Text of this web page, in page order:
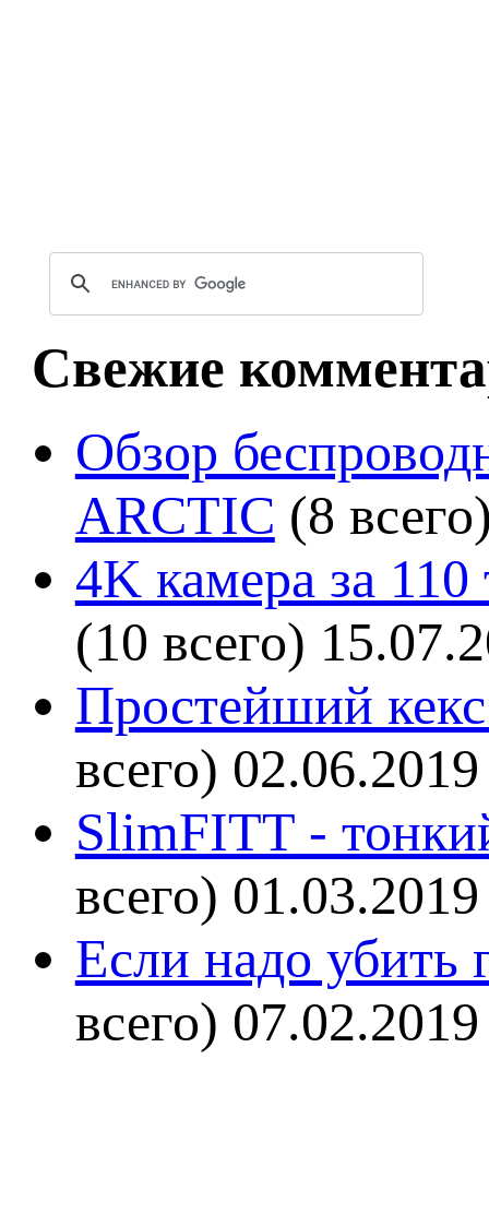
Свежие
Обзор
ARCTIC (8
4K камера за
(10 всего)
Простейший кекс
всего) 02.06.2019
SlimFITT -
всего) 01.03.2019
Если надо убить
всего) 07.02.2019